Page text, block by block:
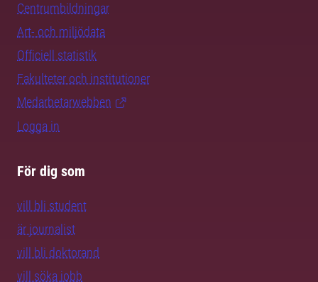
Centrumbildningar
Art- och miljödata
Officiell statistik
Fakulteter och institutioner
Medarbetarwebben
Logga in
För dig som
vill bli student
är journalist
vill bli doktorand
vill söka jobb